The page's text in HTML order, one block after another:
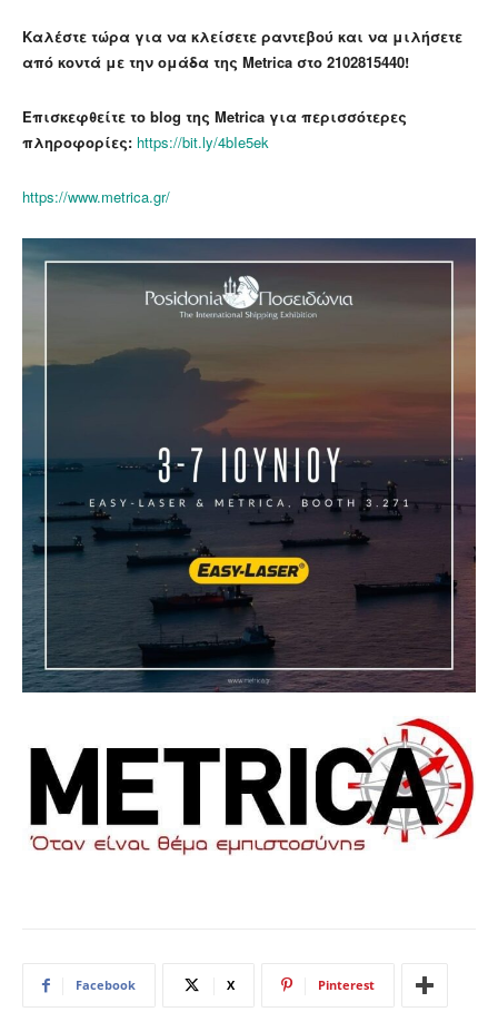
Καλέστε τώρα για να κλείσετε ραντεβού και να μιλήσετε
από κοντά με την ομάδα της Metrica στο 2102815440!
Επισκεφθείτε το blog της Metrica για περισσότερες
πληροφορίες: https://bit.ly/4bIe5ek
https://www.metrica.gr/
Facebook X Pinterest